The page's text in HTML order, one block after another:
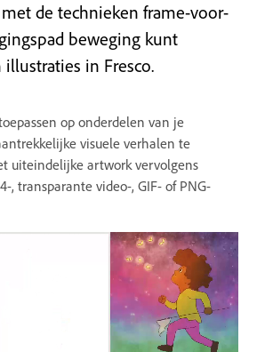
de technieken frame-voor-
beweging kunt
in Fresco.
op onderdelen van je
visuele verhalen te
uiteindelijke artwork vervolgens
, transparante video-, GIF- of PNG-